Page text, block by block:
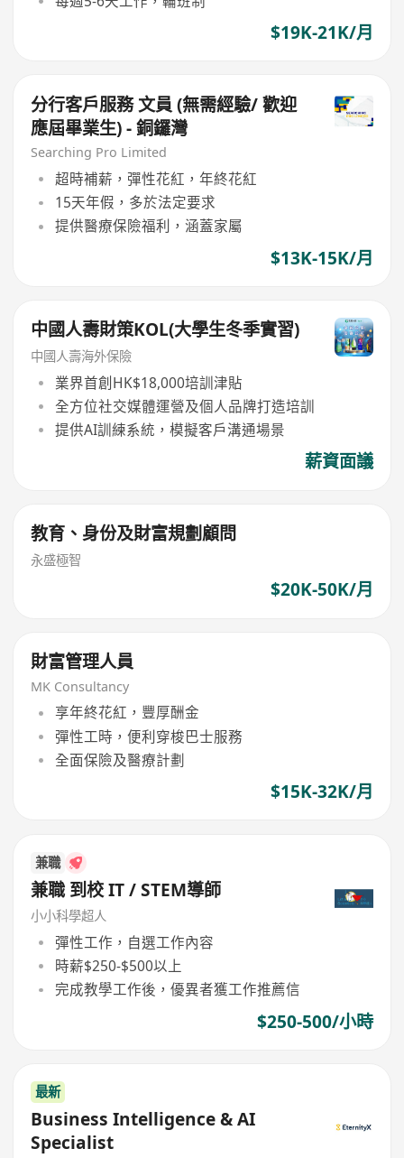
$19K-21K/月
分行客戶服務 文員 (無需經驗/ 歡迎
應屆畢業生) - 銅鑼灣
Searching Pro Limited
超時補薪，彈性花紅，年終花紅
15天年假，多於法定要求
提供醫療保險福利，涵蓋家屬
$13K-15K/月
中國人壽財策KOL(大學生冬季實習)
中國人壽海外保險
業界首創HK$18,000培訓津貼
全方位社交媒體運營及個人品牌打造培訓
提供AI訓練系統，模擬客戶溝通場景
薪資面議
教育、身份及財富規劃顧問
永盛極智
$20K-50K/月
財富管理人員
MK Consultancy
享年終花紅，豐厚酬金
彈性工時，便利穿梭巴士服務
全面保險及醫療計劃
$15K-32K/月
兼職
兼職 到校 IT / STEM導師
小小科學超人
彈性工作，自選工作內容
時薪$250-$500以上
完成教學工作後，優異者獲工作推薦信
$250-500/小時
最新
Business Intelligence & AI
Specialist